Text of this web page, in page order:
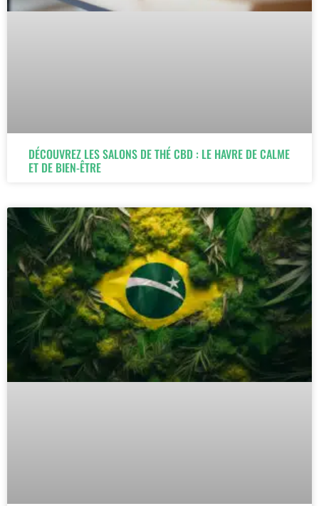
DÉCOUVREZ LES SALONS DE THÉ CBD : LE HAVRE DE CALME
ET DE BIEN-ÊTRE